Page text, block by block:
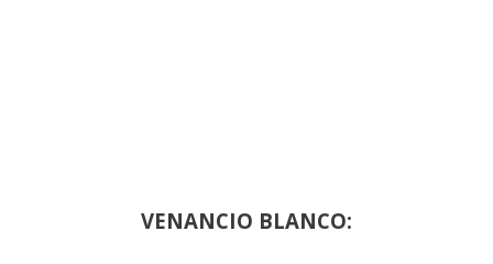
VENANCIO BLANCO: